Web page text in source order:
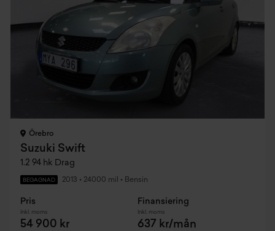
Örebro
Suzuki Swift
1.2 94 hk Drag
BEGAGNAD 2013 • 24000 mil • Bensin
Pris
Inkl. moms
54 900 kr
Finansiering
Inkl. moms
637 kr/mån